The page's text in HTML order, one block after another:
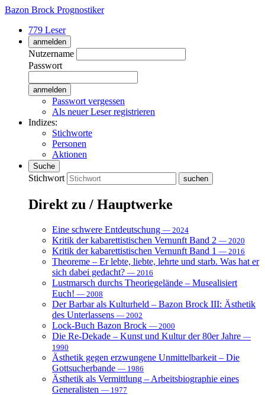
Bazon Brock Prognostiker
779 Leser
anmelden
Nutzername
Passwort
Passwort vergessen
Als neuer Leser registrieren
Indizes:
Stichworte
Personen
Aktionen
Suche
Stichwort
Direkt zu / Hauptwerke
Eine schwere Entdeutschung — 2024
Kritik der kabarettistischen Vernunft Band 2 — 2020
Kritik der kabarettistischen Vernunft Band 1 — 2016
Theoreme – Er lebte, liebte, lehrte und starb. Was hat er
sich dabei gedacht? — 2016
Lustmarsch durchs Theoriegelände – Musealisiert
Euch! — 2008
Der Barbar als Kulturheld – Bazon Brock III: Ästhetik
des Unterlassens — 2002
Lock-Buch Bazon Brock — 2000
Die Re-Dekade – Kunst und Kultur der 80er Jahre —
1990
Ästhetik gegen erzwungene Unmittelbarkeit – Die
Gottsucherbande — 1986
Ästhetik als Vermittlung – Arbeitsbiographie eines
Generalisten — 1977